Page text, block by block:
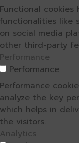
Functional
functionalities like
on social media
other third-party
Performance
Performance
Performance
analyze the key
which helps in
the visitors.
Analytics